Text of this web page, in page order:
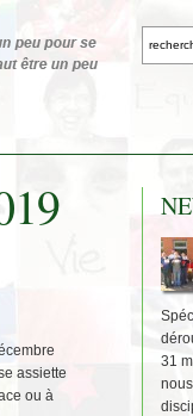
assiette
ou à
31